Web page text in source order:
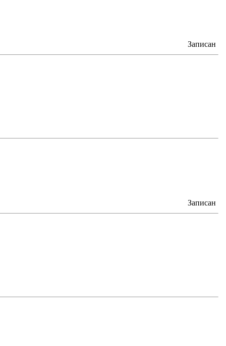
Записан
Записан